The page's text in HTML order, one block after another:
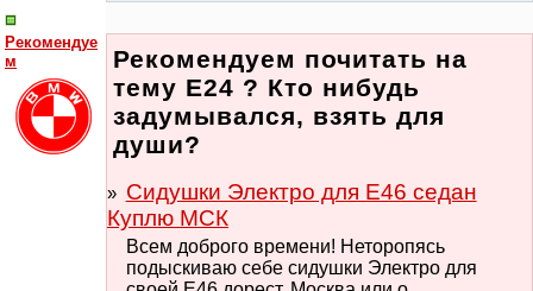
Рекомендуе
м
Рекомендуем почитать на
тему Е24 ? Кто нибудь
задумывался, взять для
души?
Сидушки Электро для Е46 седан
Куплю МСК
Всем доброго времени! Неторопясь
подыскиваю себе сидушки Электро для